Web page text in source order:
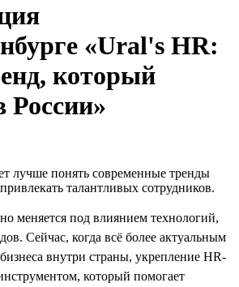
«Ural's HR:
который
России»
лучше понять современные тренды
талантливых сотрудников.
меняется под влиянием технологий,
Сейчас, когда всё более актуальным
внутри страны, укрепление HR-
который помогает